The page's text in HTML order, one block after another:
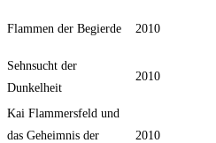
Flammen der Begierde 2010
Sehnsucht der
Dunkelheit
2010
Kai Flammersfeld und
das Geheimnis der
2010